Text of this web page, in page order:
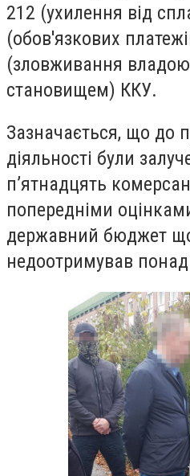
212 (ухилення від
(обов'язкових
(зловживання
становищем) ККУ.
Зазначається, що до
діяльності були
п’ятнадцять
попередніми
державний бюджет
недоотримував